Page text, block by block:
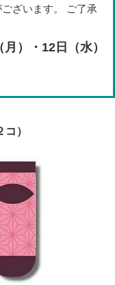
ざいます。 ご了承
）・12日（水）
）